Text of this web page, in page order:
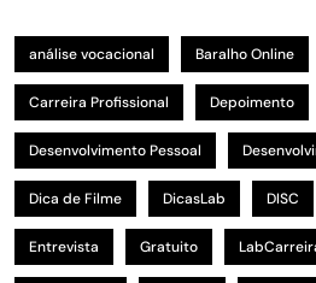
análise vocacional Baralho Online
Carreira Profissional Depoimento
Desenvolvimento Pessoal
Dica de Filme DicasLab DISC
Entrevista Gratuito